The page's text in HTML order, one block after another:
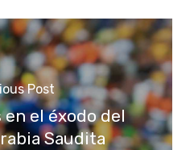
Post
en el éxodo del
Saudita